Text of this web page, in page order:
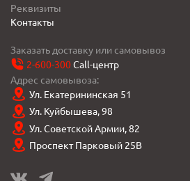
Реквизиты
Контакты
Заказать доставку или самовывоз
2-600-300Call-центр
Адрес самовывоза:
Ул. Екатерининская 51
Ул. Куйбышева, 98
Ул. Советской Армии, 82
Проспект Парковый 25В